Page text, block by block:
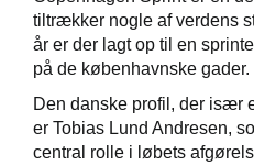
tiltrækker nogle af verdens
år er der lagt op til en
på de københavnske gader.
Den danske profil, der især
er Tobias Lund Andresen,
central rolle i løbets